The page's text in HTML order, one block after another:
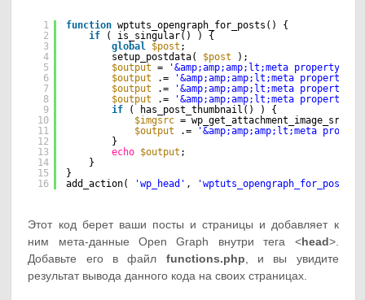
1
2
3
4
5
6
7
8
9
10
11
12
13
14
15
16
function wptuts_opengraph_for_posts() {
if
( is_singular() ) {
global $post ;
setup_postdata( $post
);
$output
=
'&amp;amp;amp;lt;meta
$output
.=
'&amp;amp;amp;lt;meta
$output
.=
'&amp;amp;amp;lt;meta
$output
.=
'&amp;amp;amp;lt;meta
if
( has_post_thumbnail() ) {
$imgsrc =
$output
.=
'&amp;amp;amp;lt;meta
}
echo $output ;
}
}
add_action(
'wp_head' , 'wptuts_opengraph_for_posts'
Этот код берет ваши посты и страницы и добавляет к
ним мета-данные Open Graph внутри тега <head>.
Добавьте его в файл functions.php , и вы увидите
результат вывода данного кода на своих страницах.